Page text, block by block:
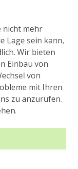
nicht mehr
Lage sein kann,
Wir bieten
Einbau von
von
mit Ihren
zu anzurufen.